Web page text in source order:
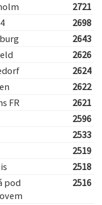
2721
2698
2643
2626
2624
2622
FR
2621
2596
2533
2519
2518
pod
2516